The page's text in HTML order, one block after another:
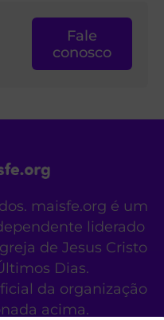
Fale
conosco
maisfe.org é um
liderado
de Jesus Cristo
Dias.
da organização
acima.